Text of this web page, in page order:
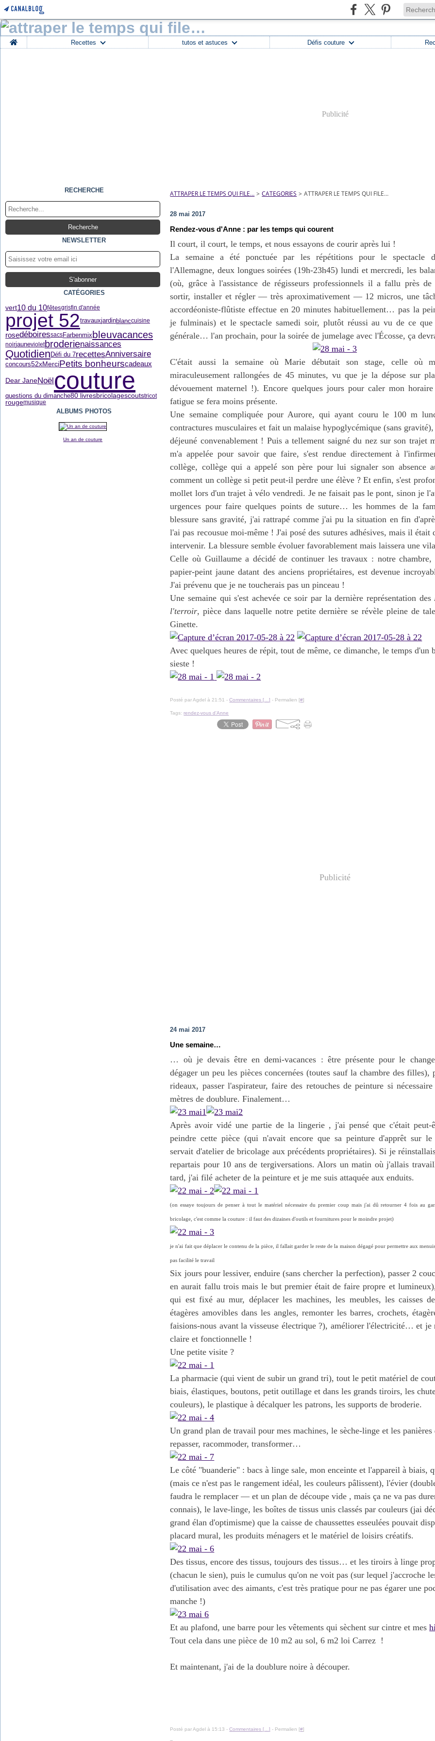
Home Recettes tutos et astuces Défis couture
Publicité
RECHERCHE
NEWSLETTER
CATÉGORIES
vert10 du 10fêtesgrisfin d'année
projet 52travauxjardinblanccuisine
rosedéboiressacsFarbenmixbleuvacances
noirjaunevioletbroderienaissances
QuotidienDéfi du 7recettesAnniversaire
concours52xMerciPetits bonheurscadeaux
Dear JaneNoëlcouture
questions du dimanche80 livresbricolagescoutstricot
rougemusique
ALBUMS PHOTOS
Un an de couture
ATTRAPER LE TEMPS QUI FILE… > CATEGORIES > ATTRAPER LE TEMPS QUI FILE…
28 mai 2017
Rendez-vous d'Anne : par les temps qui courent
Il court, il court, le temps, et nous essayons de courir après lui !
La semaine a été ponctuée par les répétitions pour le spectacle
l'Allemagne, deux longues soirées (19h-23h45) lundi et mercredi, les
(où, grâce à l'assistance de régisseurs professionnels il a fallu près de
sortir, installer et régler — très aproximativement — 12 micros, une
accordéoniste-flûtiste effectue en 20 minutes habituellement… pas la
je fulminais) et le spectacle samedi soir, plutôt réussi au vu de ce
générale… l'an prochain, pour la soirée de jumelage avec l'Écosse, ça
C'était aussi la semaine où Marie débutait son stage, celle où
miraculeusement rallongées de 45 minutes, vu que je la dépose sur
dévouement maternel !). Encore quelques jours pour caler mon
fatigue se fera moins présente.
Une semaine compliquée pour Aurore, qui ayant couru le 100 m
contractures musculaires et fait un malaise hypoglycémique (sans
déjeuné convenablement ! Puis a tellement saigné du nez sur son trajet
m'a appelée pour savoir que faire, s'est rendue directement à
collège, collège qui a appelé son père pour lui signaler son absence
comment un collège si petit peut-il perdre une élève ? Et enfin, s'est
mollet lors d'un trajet à vélo vendredi. Je ne faisait pas le pont, sinon je
urgences pour faire quelques points de suture… les hommes de la
blessure sans gravité, j'ai rattrapé comme j'ai pu la situation en fin
l'ai pas recousue moi-même ! J'ai posé des sutures adhésives, mais il était
intervenir. La blessure semble évoluer favorablement mais laissera une
Celle où Guillaume a décidé de continuer les travaux : notre chambre,
papier-peint jaune datant des anciens propriétaires, est devenue
J'ai prévenu que je ne toucherais pas un pinceau !
Une semaine qui s'est achevée ce soir par la dernière représentation des
l'terroir, pièce dans laquelle notre petite dernière se révèle pleine de
Ginette.
Avec quelques heures de répit, tout de même, ce dimanche, le temps d'un
sieste !
Posté par Agdel à 21:51 -Commentaires [ …] - Permalien [#]
Tags:rendez-vous d'Anne
Publicité
24 mai 2017
Une semaine…
… où je devais être en demi-vacances : être présente pour le
dégager un peu les pièces concernées (toutes sauf la chambre des filles),
rideaux, passer l'aspirateur, faire des retouches de peinture si
mètres de doublure. Finalement…
Après avoir vidé une partie de la lingerie , j'ai pensé que c'était peut-
peindre cette pièce (qui n'avait encore que sa peinture d'apprêt sur
servait d'atelier de bricolage aux précédents propriétaires). Si je
repartais pour 10 ans de tergiversations. Alors un matin où j'allais
tard, j'ai filé acheter de la peinture et je me suis attaquée aux enduits.
(on essaye toujours de penser à tout le matériel nécessaire du premier coup mais j'ai dû retourner 4 fois au
bricolage, c'est comme la couture : il faut des dizaines d'outils et fournitures pour le moindre projet)
je n'ai fait que déplacer le contenu de la pièce, il fallait garder le reste de la maison dégagé pour permettre aux
pas facilité le travail
Six jours pour lessiver, enduire (sans chercher la perfection), passer 2
en aurait fallu trois mais le but premier était de faire propre et
qui est fixé au mur, déplacer les machines, les meubles, les caisses
étagères amovibles dans les angles, remonter les barres, crochets,
faisions-nous avant la visseuse électrique ?), améliorer l'électricité… et je
claire et fonctionnelle !
Une petite visite ?
La pharmacie (qui vient de subir un grand tri), tout le petit matériel de
biais, élastiques, boutons, petit outillage et dans les grands tiroirs, les
couleurs), le plastique à décalquer les patrons, les supports de broderie.
Un grand plan de travail pour mes machines, le sèche-linge et les panières
repasser, racommoder, transformer…
Le côté "buanderie" : bacs à linge sale, mon enceinte et l'appareil à biais,
(mais ce n'est pas le rangement idéal, les couleurs pâlissent), l'évier
faudra le remplacer— et un plan de découpe vide , mais ça ne va pas
connais), le lave-linge, les boîtes de tissus unis classés par couleurs (jai
grand élan d'optimisme) que la caisse de chaussettes esseulées pouvait
placard mural, les produits ménagers et le matériel de loisirs créatifs.
Des tissus, encore des tissus, toujours des tissus… et les tiroirs à linge
(chacun le sien), puis le cumulus qu'on ne voit pas (sur lequel j'accroche
d'utilisation avec des aimants, c'est très pratique pour ne pas égarer une
manche !)
Et au plafond, une barre pour les vêtements qui sèchent sur cintre et mes
Tout cela dans une pièce de 10 m2 au sol, 6 m2 loi Carrez !
Et maintenant, j'ai de la doublure noire à découper.
Posté par Agdel à 15:13 -Commentaires [ …] - Permalien [#]